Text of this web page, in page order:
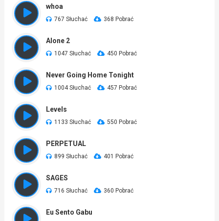
whoa
767 Słuchać 368 Pobrać
Alone 2
1047 Słuchać 450 Pobrać
Never Going Home Tonight
1004 Słuchać 457 Pobrać
Levels
1133 Słuchać 550 Pobrać
PERPETUAL
899 Słuchać 401 Pobrać
SAGES
716 Słuchać 360 Pobrać
Eu Sento Gabu